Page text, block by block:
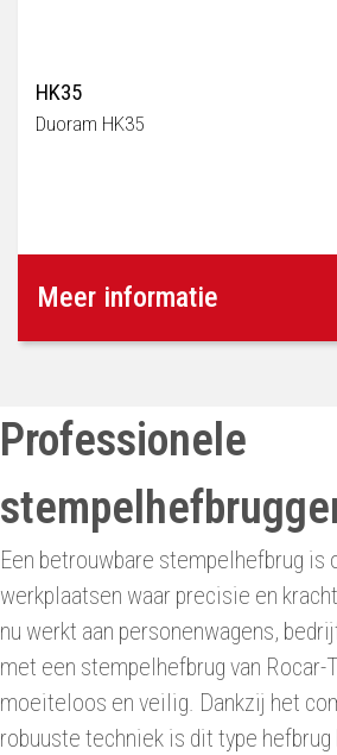
HK35
Duoram HK35
Meer informatie
Professionele
Een betrouwbare stempelhefbrug is
werkplaatsen waar precisie en
nu werkt aan personenwagens,
met een stempelhefbrug van
moeiteloos en veilig. Dankzij het
robuuste techniek is dit type